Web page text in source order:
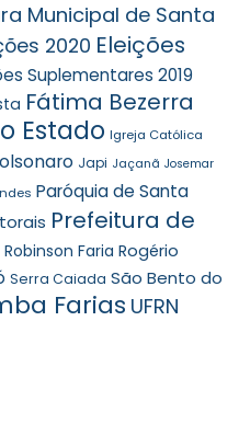
Municipal de Santa
2020 Eleições
Suplementares 2019
Fátima Bezerra
Estado Igreja Católica
Japi Jaçanã Josemar
Paróquia de Santa
Prefeitura de
Robinson Faria Rogério
Serra Caiada São Bento do
Farias UFRN